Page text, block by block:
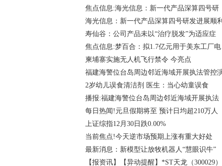
焦点信息:海光信息：新一代产品深算四号研
海光信息：新一代产品深算四号研发进展顺利
寿仙谷：公司产品未以“治疗脱发”为适应症
焦点信息:梦百合：拟1.7亿元用于美东工厂电
柬埔寨实施无人机飞行禁令 今亮点
福建海警位台岛周边邻近海域开展执法管控
2岁幼儿误食清洁剂 医生：当心幼童误食
播报:福建海警位台岛周边邻近海域开展执法
每日热闻!元旦假期将至 预计日均超210万人
上证综指12月30日跌0.00%
当前焦点!今天逆市场预期上涨有重大好处
最新消息：新模型让放牧机器人“慧眼识牛”
【报资讯】【异动提醒】*ST天龙（300029